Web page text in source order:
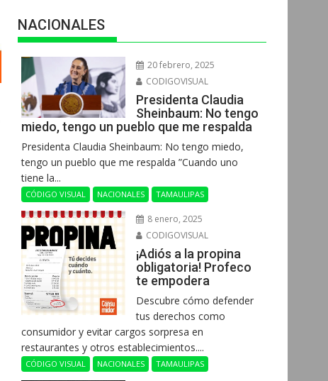
NACIONALES
20 febrero, 2025
CODIGOVISUAL
Presidenta Claudia
Sheinbaum: No tengo
miedo, tengo un pueblo que me respalda
Presidenta Claudia Sheinbaum: No tengo miedo,
tengo un pueblo que me respalda ”Cuando uno
tiene la...
CÓDIGO VISUAL NACIONALES TAMAULIPAS
8 enero, 2025
CODIGOVISUAL
¡Adiós a la propina
obligatoria! Profeco
te empodera
Descubre cómo defender
tus derechos como
consumidor y evitar cargos sorpresa en
restaurantes y otros establecimientos....
CÓDIGO VISUAL NACIONALES TAMAULIPAS